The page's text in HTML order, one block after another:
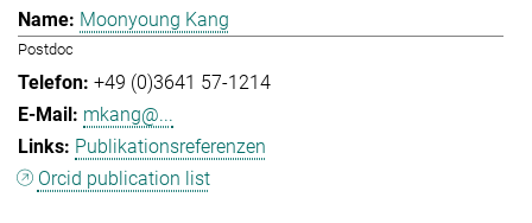
Moonyoung Kang
Postdoc
+49 (0)3641 57-1214
mkang@...
Publikationsreferenzen
Orcid publication list